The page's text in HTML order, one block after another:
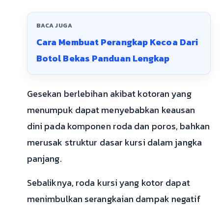
BACA JUGA
Cara Membuat Perangkap Kecoa Dari
Botol Bekas Panduan Lengkap
Gesekan berlebihan akibat kotoran yang
menumpuk dapat menyebabkan keausan
dini pada komponen roda dan poros, bahkan
merusak struktur dasar kursi dalam jangka
panjang.
Sebaliknya, roda kursi yang kotor dapat
menimbulkan serangkaian dampak negatif